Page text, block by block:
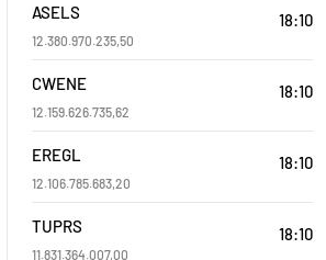
ASELS
12.380.970.235,50
18:10
CWENE
12.159.626.735,62
18:10
EREGL
12.106.785.683,20
18:10
TUPRS
11.831.364.007,00
18:10